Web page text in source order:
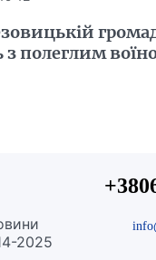
полеглим
2025